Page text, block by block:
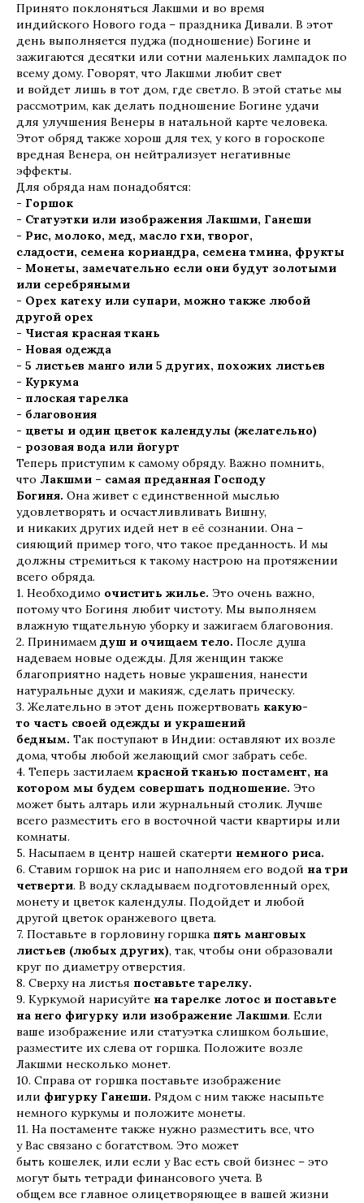
Принято поклоняться Лакшми и во время
индийского Нового года – праздника Дивали. В этот
день выполняется пуджа (подношение) Богине и
зажигаются десятки или сотни маленьких лампадок по
всему дому. Говорят, что Лакшми любит свет
и войдет лишь в тот дом, где светло. В этой статье мы
рассмотрим, как делать подношение Богине удачи
для улучшения Венеры в натальной карте человека.
Этот обряд также хорош для тех, у кого в гороскопе
вредная Венера, он нейтрализует негативные
эффекты.
Для обряда нам понадобятся:
- Горшок
- Статуэтки или изображения Лакшми, Ганеши
- Рис, молоко, мед, масло гхи, творог,
сладости, семена кориандра, семена тмина, фрукты
- Монеты, замечательно если они будут золотыми
или серебряными
- Орех катеху или супари, можно также любой
другой орех
- Чистая красная ткань
- Новая одежда
- 5 листьев манго или 5 других, похожих листьев
- Куркума
- плоская тарелка
- благовония
- цветы и один цветок календулы (желательно)
- розовая вода или йогурт
Теперь приступим к самому обряду. Важно помнить,
что Лакшми – самая преданная Господу
Богиня. Она живет с единственной мыслью
удовлетворять и осчастливливать Вишну,
и никаких других идей нет в её сознании. Она –
сияющий пример того, что такое преданность. И мы
должны стремиться к такому настрою на протяжении
всего обряда.
1. Необходимо очистить жилье. Это очень важно,
потому что Богиня любит чистоту. Мы выполняем
влажную тщательную уборку и зажигаем благовония.
2. Принимаем душ и очищаем тело. После душа
надеваем новые одежды. Для женщин также
благоприятно надеть новые украшения, нанести
натуральные духи и макияж, сделать прическу.
3. Желательно в этот день пожертвовать какую-
то часть своей одежды и украшений
бедным. Так поступают в Индии: оставляют их возле
дома, чтобы любой желающий смог забрать себе.
4. Теперь застилаем красной тканью постамент, на
котором мы будем совершать подношение. Это
может быть алтарь или журнальный столик. Лучше
всего разместить его в восточной части квартиры или
комнаты.
5. Насыпаем в центр нашей скатерти немного риса.
6. Ставим горшок на рис и наполняем его водой на три
четверти. В воду складываем подготовленный орех,
монету и цветок календулы. Подойдет и любой
другой цветок оранжевого цвета.
7. Поставьте в горловину горшка пять манговых
листьев (любых других), так, чтобы они образовали
круг по диаметру отверстия.
8. Сверху на листья поставьте тарелку.
9. Куркумой нарисуйте на тарелке лотос и поставьте
на него фигурку или изображение Лакшми. Если
ваше изображение или статуэтка слишком большие,
разместите их слева от горшка. Положите возле
Лакшми несколько монет.
10. Справа от горшка поставьте изображение
или фигурку Ганеши. Рядом с ним также насыпьте
немного куркумы и положите монеты.
11. На постаменте также нужно разместить все, что
у Вас связано с богатством. Это может
быть кошелек, или если у Вас есть свой бизнес – это
могут быть тетради финансового учета. В
общем все главное олицетворяющее в вашей жизни